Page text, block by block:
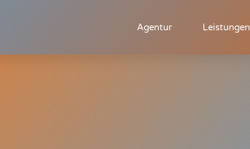
Agentur Leistungen